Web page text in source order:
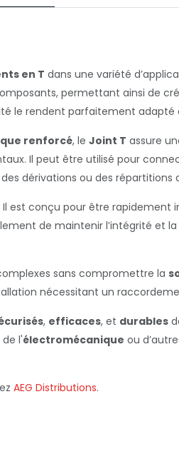
en T dans une variété
permettant ainsi de
le rendent parfaitement adapté
renforcé, le Joint T assure
Il peut être utilisé pour
dérivations ou des répartitions
Il est conçu pour être rapidement
de maintenir l’intégrité et
sans compromettre la
nécessitant un
, efficaces, et durables
de l'électromécanique ou
AEG Distributions.